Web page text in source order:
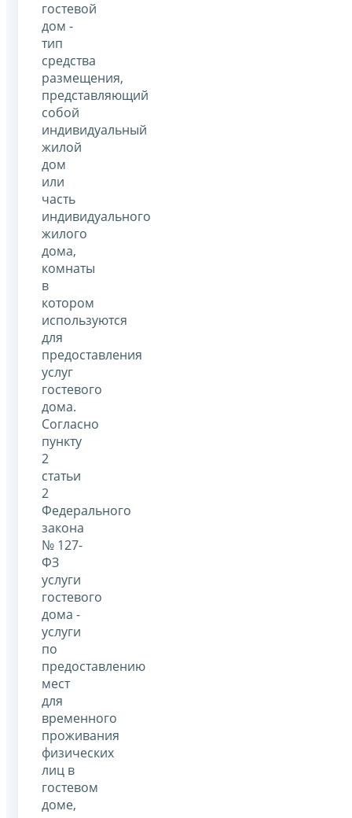
гостевой
дом -
тип
средства
размещения,
представляющий
собой
индивидуальный
жилой
дом
или
часть
индивидуального
жилого
дома,
комнаты
в
котором
используются
для
предоставления
услуг
гостевого
дома.
Согласно
пункту
2
статьи
2
Федерального
закона
№ 127-
ФЗ
услуги
гостевого
дома -
услуги
по
предоставлению
мест
для
временного
проживания
физических
лиц в
гостевом
доме,